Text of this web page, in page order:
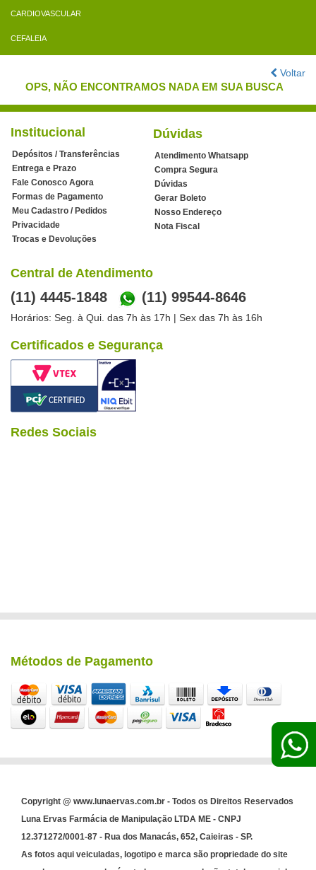
CARDIOVASCULAR
CEFALEIA
Voltar
OPS, NÃO ENCONTRAMOS NADA EM SUA BUSCA
Institucional
Depósitos / Transferências
Entrega e Prazo
Fale Conosco Agora
Formas de Pagamento
Meu Cadastro / Pedidos
Privacidade
Trocas e Devoluções
Dúvidas
Atendimento Whatsapp
Compra Segura
Dúvidas
Gerar Boleto
Nosso Endereço
Nota Fiscal
Central de Atendimento
(11) 4445-1848 (11) 99544-8646
Horários: Seg. à Qui. das 7h às 17h | Sex das 7h às 16h
Certificados e Segurança
Redes Sociais
Métodos de Pagamento
Copyright @ www.lunaervas.com.br - Todos os Direitos Reservados
Luna Ervas Farmácia de Manipulação LTDA ME - CNPJ
12.371272/0001-87 - Rua dos Manacás, 652, Caieiras - SP.
As fotos aqui veiculadas, logotipo e marca são propriedade do site